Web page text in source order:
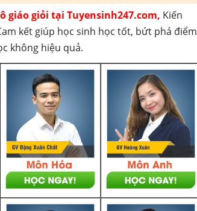
giáo giỏi tại Tuyensinh247.com, Kiến
kết giúp học sinh học tốt, bứt phá điểm
không hiệu quả.